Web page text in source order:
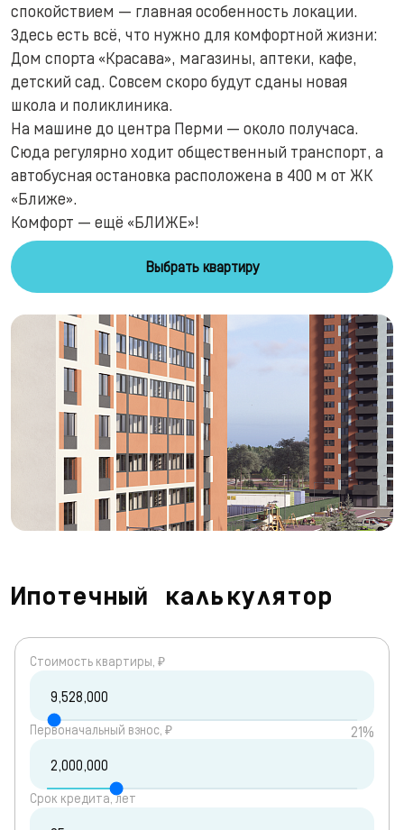
спокойствием — главная особенность локации.
Здесь есть всё, что нужно для комфортной жизни:
Дом спорта «Красава», магазины, аптеки, кафе,
детский сад. Совсем скоро будут сданы новая
школа и поликлиника.
На машине до центра Перми — около получаса.
Сюда регулярно ходит общественный транспорт, а
автобусная остановка расположена в 400 м от ЖК
«Ближе».
Комфорт — ещё «БЛИЖЕ»!
Выбрать квартиру
Ипотечный калькулятор
Cтоимость квартиры, ₽
Первоначальный взнос, ₽ 21%
Срок кредита, лет